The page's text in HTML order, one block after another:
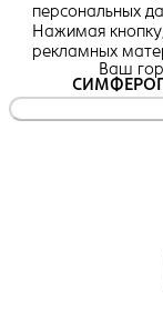
персональных
Нажимая
рекламных
Ваш